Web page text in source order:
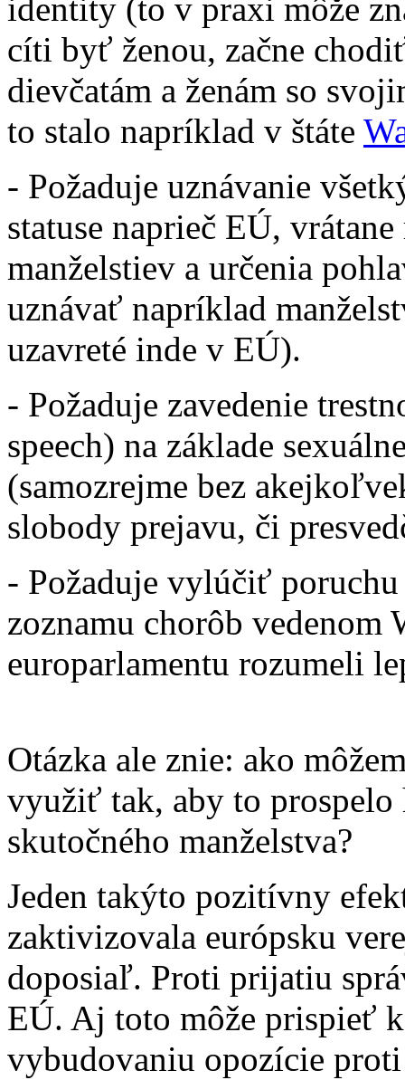
identity (to v praxi môže
cíti byť ženou, začne
dievčatám a ženám so
to stalo napríklad v štáte
- Požaduje uznávanie
statuse naprieč EÚ,
manželstiev a určenia
uznávať napríklad
uzavreté inde v EÚ).
- Požaduje zavedenie
speech) na základe
(samozrejme bez
slobody prejavu, či
- Požaduje vylúčiť
zoznamu chorôb
europarlamentu rozumeli
Otázka ale znie: ako
využiť tak, aby to prospelo
skutočného manželstva?
Jeden takýto pozitívny
zaktivizovala európsku
doposiaľ. Proti prijatiu
EÚ. Aj toto môže prispieť
vybudovaniu opozície